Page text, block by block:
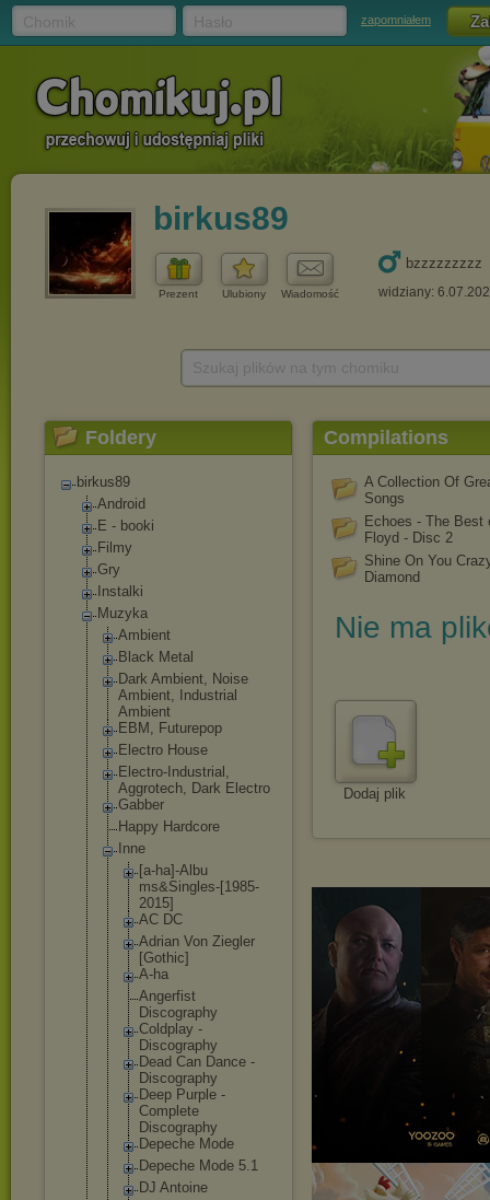
zapomniałem
birkus89
Prezent Ulubiony Wiadomość
bzzzzzzzzz
widziany:
Foldery
birkus89
Android
E - booki
Filmy
Gry
Instalki
Muzyka
Ambient
Black Metal
Dark Ambient, Noise
Ambient, Industrial
Ambient
EBM, Futurepop
Electro House
Electro-Industrial,
Aggrotech, Dark Electro
Gabber
Happy Hardcore
Inne
[a-ha]-Albu
ms&Singles-[1985-
2015]
AC DC
Adrian Von Ziegler
[Gothic]
A-ha
Angerfist
Discography
Coldplay -
Discography
Dead Can Dance -
Discography
Deep Purple -
Complete
Discography
Depeche Mode
Depeche Mode 5.1
DJ Antoine
Compilations
A Collection Of
Songs
Echoes - The Best
Floyd - Disc 2
Shine On You
Diamond
Nie ma
Dodaj plik